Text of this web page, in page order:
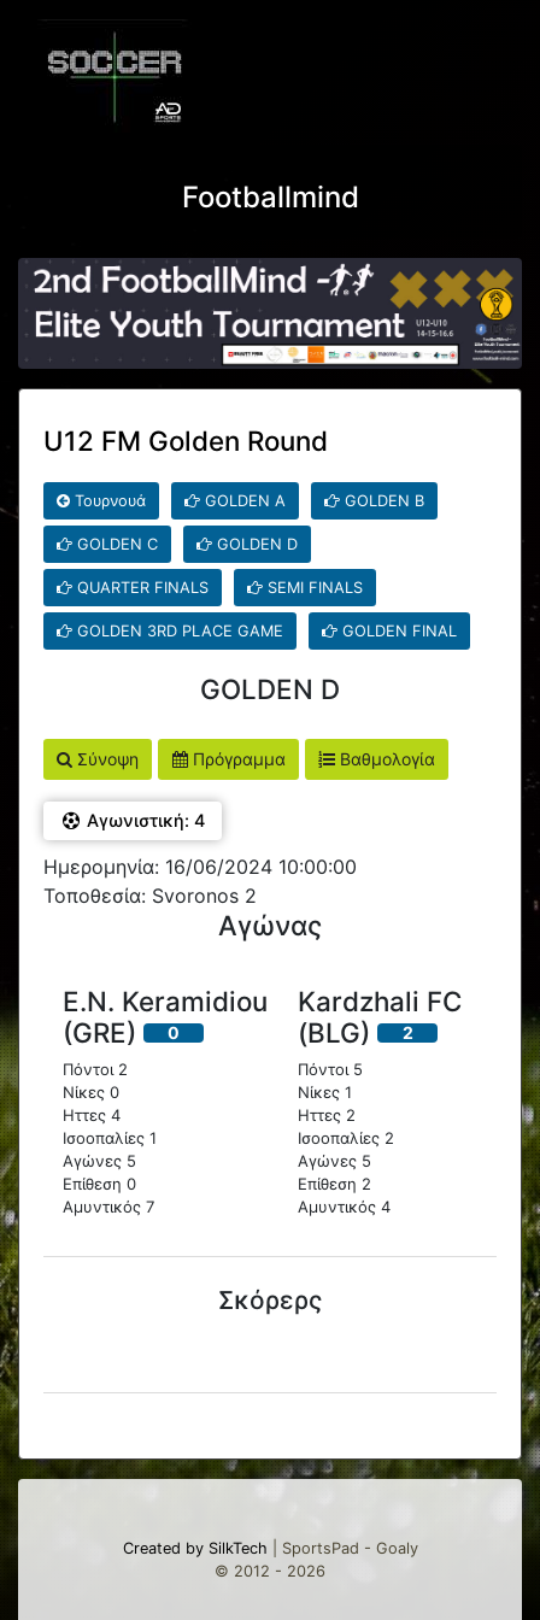
Footballmind
U12 FM Golden Round
Τουρνουά GOLDEN A GOLDEN B
GOLDEN C GOLDEN D
QUARTER FINALS SEMI FINALS
GOLDEN 3RD PLACE GAME GOLDEN FINAL
GOLDEN D
Σύνοψη Πρόγραμμα Βαθμολογία
Αγωνιστική: 4
Ημερομηνία: 16/06/2024 10:00:00
Τοποθεσία: Svoronos 2
Αγώνας
E.N. Keramidiou
(GRE)
0
Πόντοι 2
Νίκες 0
Ηττες 4
Ισοοπαλίες 1
Αγώνες 5
Επίθεση 0
Αμυντικός 7
Kardzhali FC
(BLG)
2
Πόντοι 5
Νίκες 1
Ηττες 2
Ισοοπαλίες 2
Αγώνες 5
Επίθεση 2
Αμυντικός 4
Σκόρερς
Created by SilkTech | SportsPad - Goaly
© 2012 - 2026